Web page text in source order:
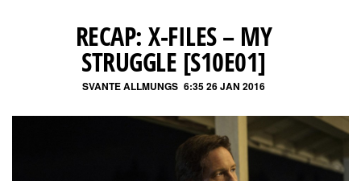
RECAP: X-FILES – MY
STRUGGLE [S10E01]
SVANTE ALLMUNGS 6:35 26 JAN 2016